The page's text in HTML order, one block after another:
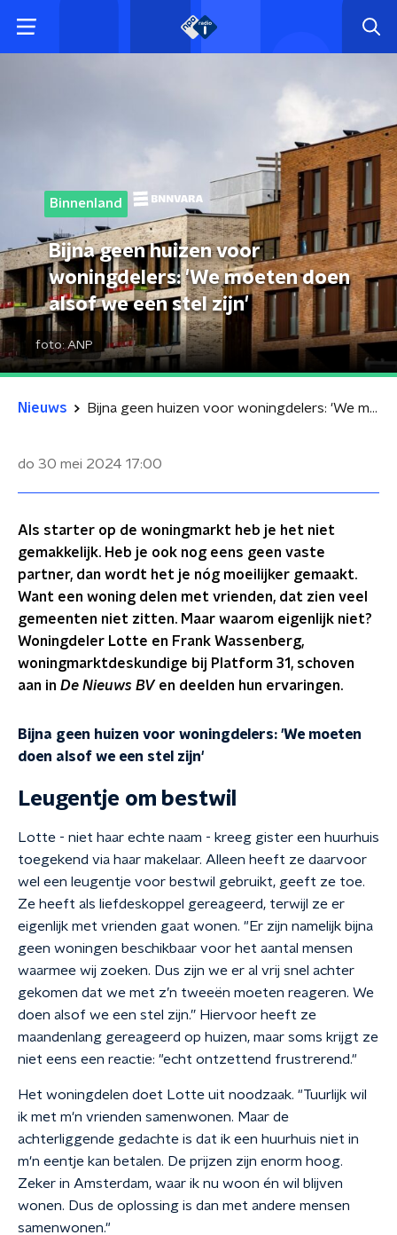
Binnenland
Bijna geen huizen voor
woningdelers: 'We moeten doen
alsof we een stel zijn'
foto:ANP
Nieuws Bijna geen huizen voor woningdelers: 'We moeten doen alsof we een stel zijn'
do 30 mei 2024 17:00
Als starter op de woningmarkt heb je het niet
gemakkelijk. Heb je ook nog eens geen vaste
partner, dan wordt het je nóg moeilijker gemaakt.
Want een woning delen met vrienden, dat zien veel
gemeenten niet zitten. Maar waarom eigenlijk niet?
Woningdeler Lotte en Frank Wassenberg,
woningmarktdeskundige bij Platform 31, schoven
aan in De Nieuws BV en deelden hun ervaringen.
Bijna geen huizen voor woningdelers: 'We moeten
doen alsof we een stel zijn'
Leugentje om bestwil
Lotte - niet haar echte naam - kreeg gister een huurhuis
toegekend via haar makelaar. Alleen heeft ze daarvoor
wel een leugentje voor bestwil gebruikt, geeft ze toe.
Ze heeft als liefdeskoppel gereageerd, terwijl ze er
eigenlijk met vrienden gaat wonen. "Er zijn namelijk bijna
geen woningen beschikbaar voor het aantal mensen
waarmee wij zoeken. Dus zijn we er al vrij snel achter
gekomen dat we met z’n tweeën moeten reageren. We
doen alsof we een stel zijn.” Hiervoor heeft ze
maandenlang gereageerd op huizen, maar soms krijgt ze
niet eens een reactie: "echt ontzettend frustrerend."
Het woningdelen doet Lotte uit noodzaak. "Tuurlijk wil
ik met m'n vrienden samenwonen. Maar de
achterliggende gedachte is dat ik een huurhuis niet in
m'n eentje kan betalen. De prijzen zijn enorm hoog.
Zeker in Amsterdam, waar ik nu woon én wil blijven
wonen. Dus de oplossing is dan met andere mensen
samenwonen."